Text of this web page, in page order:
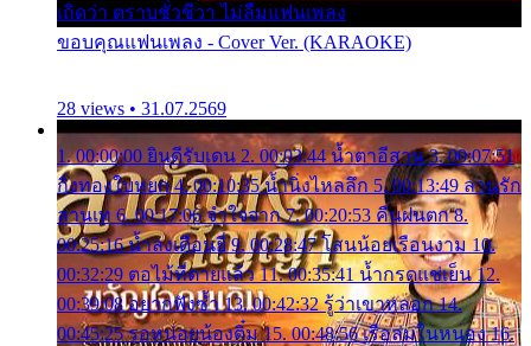
เถิดว่า ตราบชั่วชีวา ไม่ลืมแฟนเพลง
ขอบคุณแฟนเพลง - Cover Ver. (KARAOKE)
28 views • 31.07.2569
1. 00:00:00 ยินดีรับเดน 2. 00:03:44 น้ำตาอีสาน 3. 00:07:51
กิ่งทองใบหยก 4. 00:10:35 น้ำนิ่งไหลลึก 5. 00:13:49 ลานรัก
ลานเท 6. 00:17:06 จำใจจาก 7. 00:20:53 คืนฝนตก 8.
00:25:16 น้ำลงเดือนยี่ 9. 00:28:47 โสนน้อยเรือนงาม 10.
00:32:29 ตอไม้ที่ตายแล้ว 11. 00:35:41 น้ำกรดแช่เย็น 12.
00:39:08 อยากฟังซ้ำ 13. 00:42:32 รู้ว่าเขาหลอก 14.
00:45:25 รอหน่อยน้องติ๋ม 15. 00:48:56 เรือล่มในหนอง 16.